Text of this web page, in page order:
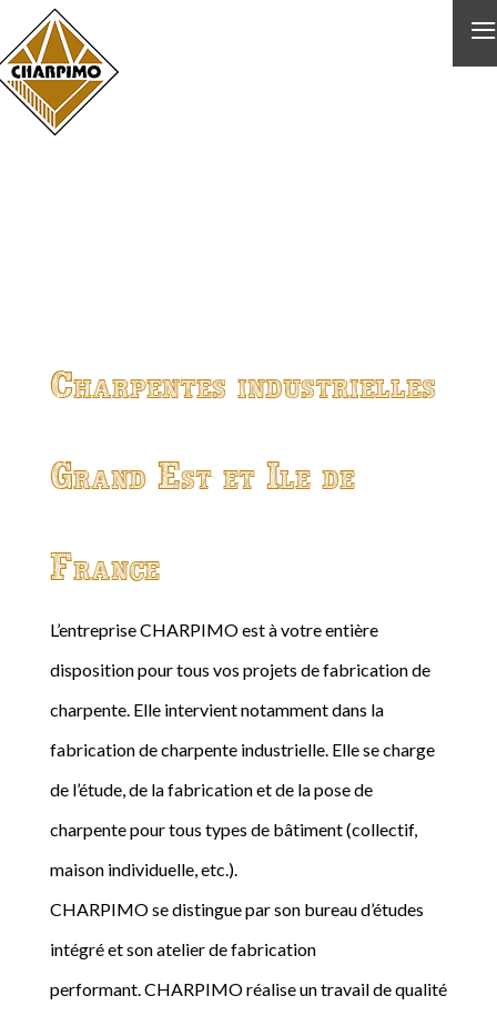
≡
Charpentes industrielles
Grand Est et Ile de
France
L’entreprise CHARPIMO est à votre entière
disposition pour tous vos projets de fabrication de
charpente. Elle intervient notamment dans la
fabrication de charpente industrielle. Elle se charge
de l’étude, de la fabrication et de la pose de
charpente pour tous types de bâtiment (collectif,
maison individuelle, etc.).
CHARPIMO se distingue par son bureau d’études
intégré et son atelier de fabrication
performant. CHARPIMO réalise un travail de qualité